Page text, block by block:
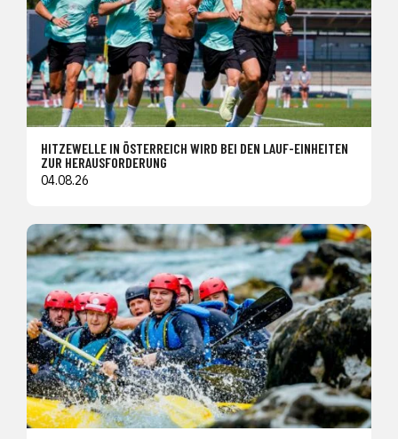
HITZEWELLE IN ÖSTERREICH WIRD BEI DEN LAUF-EINHEITEN
ZUR HERAUSFORDERUNG
04.08.26